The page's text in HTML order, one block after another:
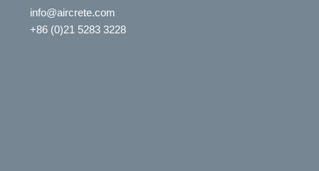
info@aircrete.com
+86 (0)21 5283 3228